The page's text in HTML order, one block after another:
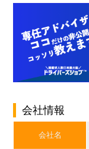
会社情報
会社名